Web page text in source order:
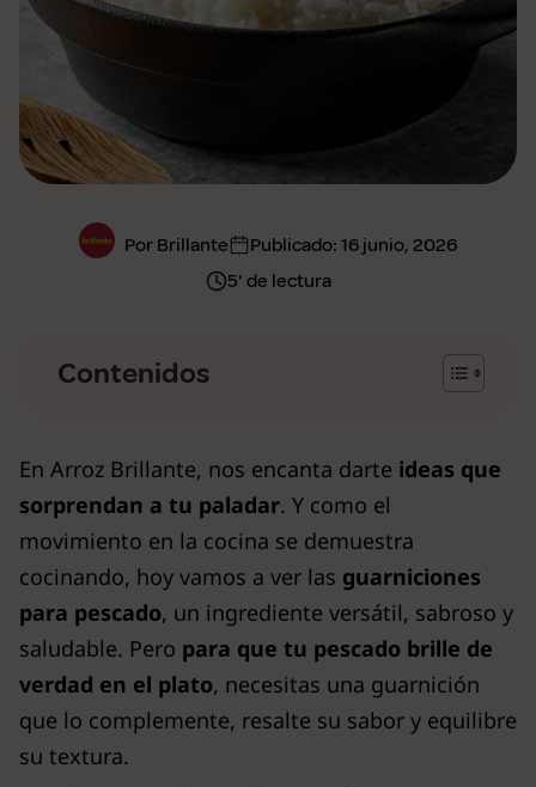
Por Brillante Publicado: 16 junio, 2026
5' de lectura
Contenidos
En Arroz Brillante, nos encanta darte ideas que
sorprendan a tu paladar. Y como el
movimiento en la cocina se demuestra
cocinando, hoy vamos a ver las guarniciones
para pescado, un ingrediente versátil, sabroso y
saludable. Pero para que tu pescado brille de
verdad en el plato, necesitas una guarnición
que lo complemente, resalte su sabor y equilibre
su textura.